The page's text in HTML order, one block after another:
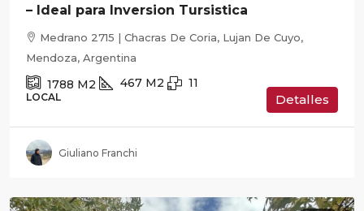
– Ideal para Inversion Tursistica
Medrano 2715 | Chacras De Coria, Lujan De Cuyo,
Mendoza, Argentina
1788 M2 467 M2 11
LOCAL Detalles
Giuliano Franchi